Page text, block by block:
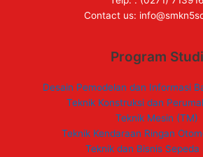
Contact us:
Program Studi
Desain Pemodelan dan Informasi
Teknik Konstruksi dan
Teknik Mesin (TM)
Teknik Kendaraan Ringan
Teknik dan Bisnis Sepeda